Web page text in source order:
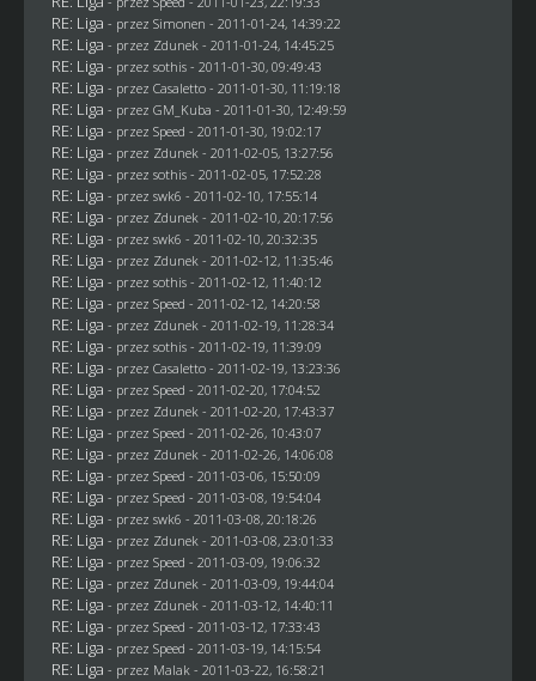
RE: Liga - przez Simonen - 2011-01-24, 14:39:22
RE: Liga - przez Zdunek - 2011-01-24, 14:45:25
RE: Liga - przez sothis- 2011-01-30, 09:49:43
RE: Liga - przez Casaletto- 2011-01-30, 11:19:18
RE: Liga - przez GM_Kuba - 2011-01-30, 12:49:59
RE: Liga - przez Speed - 2011-01-30, 19:02:17
RE: Liga - przez Zdunek - 2011-02-05, 13:27:56
RE: Liga - przez sothis- 2011-02-05, 17:52:28
RE: Liga - przez swk6 - 2011-02-10, 17:55:14
RE: Liga - przez Zdunek - 2011-02-10, 20:17:56
RE: Liga - przez swk6 - 2011-02-10, 20:32:35
RE: Liga - przez Zdunek - 2011-02-12, 11:35:46
RE: Liga - przez sothis- 2011-02-12, 11:40:12
RE: Liga - przez Speed - 2011-02-12, 14:20:58
RE: Liga - przez Zdunek - 2011-02-19, 11:28:34
RE: Liga - przez sothis- 2011-02-19, 11:39:09
RE: Liga - przez Casaletto- 2011-02-19, 13:23:36
RE: Liga - przez Speed - 2011-02-20, 17:04:52
RE: Liga - przez Zdunek - 2011-02-20, 17:43:37
RE: Liga - przez Speed - 2011-02-26, 10:43:07
RE: Liga - przez Zdunek - 2011-02-26, 14:06:08
RE: Liga - przez Speed - 2011-03-06, 15:50:09
RE: Liga - przez Speed - 2011-03-08, 19:54:04
RE: Liga - przez swk6 - 2011-03-08, 20:18:26
RE: Liga - przez Zdunek - 2011-03-08, 23:01:33
RE: Liga - przez Speed - 2011-03-09, 19:06:32
RE: Liga - przez Zdunek - 2011-03-09, 19:44:04
RE: Liga - przez Zdunek - 2011-03-12, 14:40:11
RE: Liga - przez Speed - 2011-03-12, 17:33:43
RE: Liga - przez Speed - 2011-03-19, 14:15:54
RE: Liga - przez Malak - 2011-03-22, 16:58:21